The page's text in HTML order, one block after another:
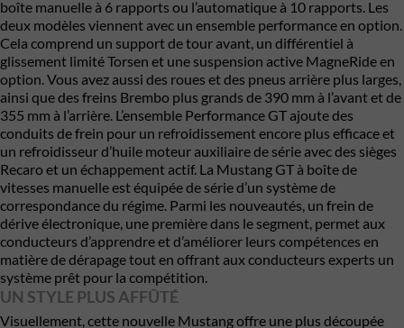
boîte manuelle à 6 rapports ou l’automatique à 10 rapports. Les
deux modèles viennent avec un ensemble performance en option.
Cela comprend un support de tour avant, un différentiel à
glissement limité Torsen et une suspension active MagneRide en
option. Vous avez aussi des roues et des pneus arrière plus larges,
ainsi que des freins Brembo plus grands de 390 mm à l’avant et de
355 mm à l’arrière. L’ensemble Performance GT ajoute des
conduits de frein pour un refroidissement encore plus efficace et
un refroidisseur d’huile moteur auxiliaire de série avec des sièges
Recaro et un échappement actif. La Mustang GT à boîte de
vitesses manuelle est équipée de série d’un système de
correspondance du régime. Parmi les nouveautés, un frein de
dérive électronique, une première dans le segment, permet aux
conducteurs d’apprendre et d’améliorer leurs compétences en
matière de dérapage tout en offrant aux conducteurs experts un
système prêt pour la compétition.
UN STYLE PLUS AFFÛTÉ
Visuellement, cette nouvelle Mustang offre une plus découpée